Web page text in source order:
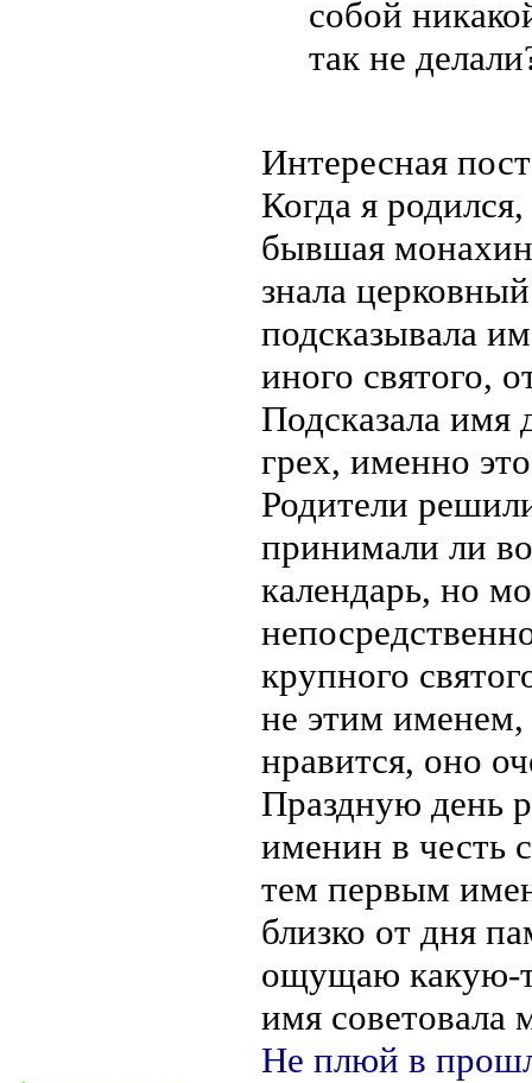
собой
так не
Интересная
Когда я
бывшая
знала
подсказывала
иного святого,
Подсказала имя
грех, именно
Родители
принимали ли
календарь, но
крупного
не этим
нравится, оно
Праздную день
именин в честь
тем первым
близко от дня
ощущаю какую-
имя советовала
Не плюй в